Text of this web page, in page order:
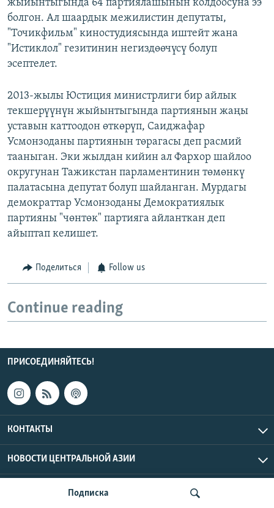
Подписка
жыйынтыгында 64 партиялашынын колдоосуна ээ
болгон. Ал шаардык межилистин депутаты,
"Точикфильм" киностудиясында иштейт жана
"Истиклол" гезитинин негиздөөчүсү болуп
эсептелет.
2013-жылы Юстиция министрлиги бир айлык
текшерүүнүн жыйынтыгында партиянын жаңы
уставын каттоодон өткөрүп, Саиджафар
Усмонзоданы партиянын төрагасы деп расмий
тааныган. Эки жылдан кийин ал Фархор шайлоо
округунан Тажикстан парламентинин төмөнкү
палатасына депутат болуп шайланган. Мурдагы
демократтар Усмонзоданы Демократиялык
партияны "чөнтөк" партияга айланткан деп
айыптап келишет.
Поделиться Follow us
Continue reading
ПРИСОЕДИНЯЙТЕСЬ!
КОНТАКТЫ
НОВОСТИ ЦЕНТРАЛЬНОЙ АЗИИ
CENTRAL ASIAN © 2026 RFE/RL, Inc. | Все права защищены.